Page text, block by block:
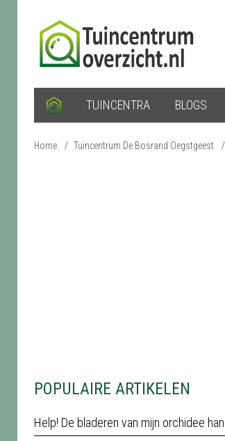
TUINCENTRA BLOGS
Home / Tuincentrum De Bosrand Oegstgeest /
POPULAIRE ARTIKELEN
Help! De bladeren van mijn orchidee